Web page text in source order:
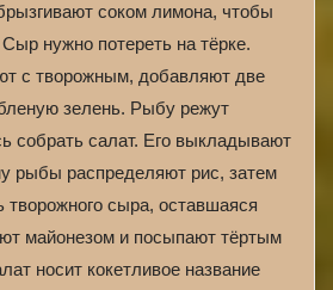
соком лимона, чтобы
нужно потереть на тёрке.
с творожным, добавляют две
зелень. Рыбу режут
собрать салат. Его выкладывают
рыбы распределяют рис, затем
творожного сыра, оставшаяся
майонезом и посыпают тёртым
носит кокетливое название